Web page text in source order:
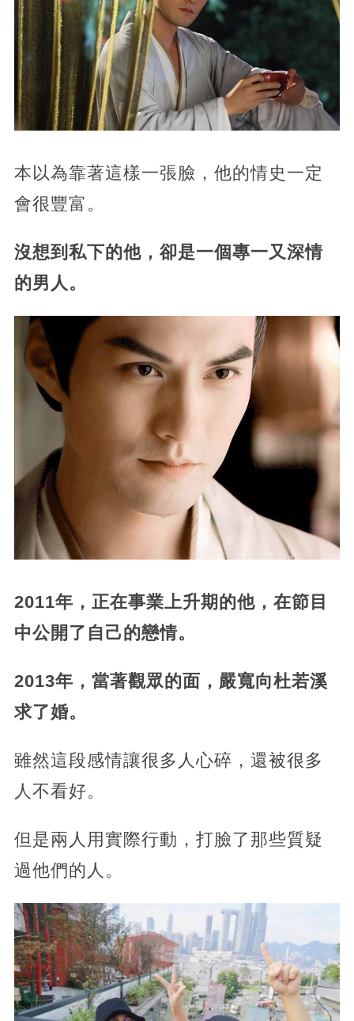
本以為靠著這樣一張臉，他的情史一定
會很豐富。
沒想到私下的他，卻是一個專一又深情
的男人。
2011年，正在事業上升期的他，在節目
中公開了自己的戀情。
2013年，當著觀眾的面，嚴寬向杜若溪
求了婚。
雖然這段感情讓很多人心碎，還被很多
人不看好。
但是兩人用實際行動，打臉了那些質疑
過他們的人。